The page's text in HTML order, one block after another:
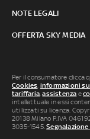
NOTE LEGALI
OFFERTA SKY MEDIA
Per il consumatore clicca
Cookies, informazioni
tariffaria,assistenza e
intellettuale in essi
utilizzati su licenza.
20138 Milano P.IVA
3035-1545.Segnalazione